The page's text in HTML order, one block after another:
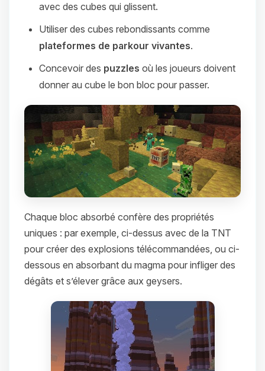
avec des cubes qui glissent.
Utiliser des cubes rebondissants comme
plateformes de parkour vivantes.
Concevoir des puzzles où les joueurs doivent
donner au cube le bon bloc pour passer.
Chaque bloc absorbé confère des propriétés
uniques : par exemple, ci-dessus avec de la TNT
pour créer des explosions télécommandées, ou ci-
dessous en absorbant du magma pour infliger des
dégâts et s’élever grâce aux geysers.